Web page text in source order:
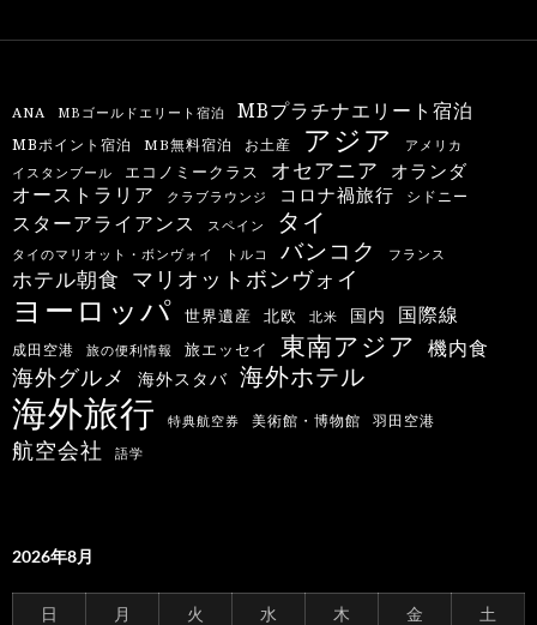
ANA MBゴールドエリート宿泊 MBプラチナエリート宿泊
MBポイント宿泊 MB無料宿泊 お土産 アジア アメリカ
イスタンブール エコノミークラス オセアニア オランダ
オーストラリア クラブラウンジ コロナ禍旅行 シドニー
スターアライアンス スペイン タイ
タイのマリオット・ボンヴォイ トルコ バンコク フランス
ホテル朝食 マリオットボンヴォイ
ヨーロッパ 世界遺産 北欧 北米 国内 国際線
成田空港 旅の便利情報 旅エッセイ 東南アジア 機内食
海外グルメ 海外スタバ 海外ホテル
海外旅行 特典航空券 美術館・博物館 羽田空港
航空会社 語学
2026年8月
日 月 火 水 木 金 土